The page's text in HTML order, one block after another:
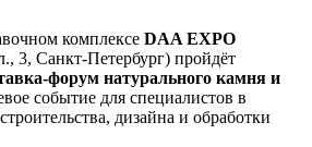
комплексе DAA EXPO
3, Санкт-Петербург) пройдёт
форум натурального камня и
событие для специалистов в
дизайна и обработки